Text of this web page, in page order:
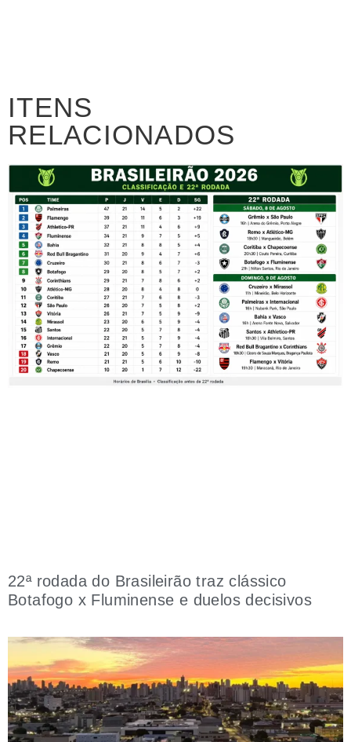
ITENS
RELACIONADOS
22ª rodada do Brasileirão traz clássico
Botafogo x Fluminense e duelos decisivos